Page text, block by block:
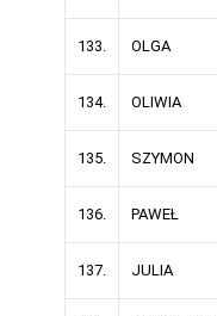
133. OLGA
134. OLIWIA
135. SZYMON
136. PAWEŁ
137. JULIA